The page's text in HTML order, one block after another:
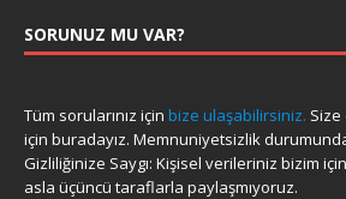
SORUNUZ MU VAR?
Tüm sorularınız için bize ulaşabilirsiniz.
için buradayız. Memnuniyetsizlik
Gizliliğinize Saygı: Kişisel verileriniz bizim
asla üçüncü taraflarla paylaşmıyoruz.